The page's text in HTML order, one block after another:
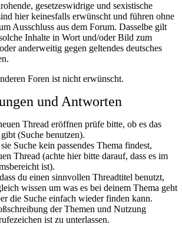
gesetzeswidrige und sexistische
hier keinesfalls erwünscht und führen ohne
Ausschluss aus dem Forum. Dasselbe gilt
Inhalte in Wort und/oder Bild zum
anderweitig gegen geltendes deutsches
Foren ist nicht erwünscht.
und Antworten
Thread eröffnen prüfe bitte, ob es das
(Suche benutzen).
Suche kein passendes Thema findest,
Thread (achte hier bitte darauf, dass es im
ist).
du einen sinnvollen Threadtitel benutzt,
wissen um was es bei deinem Thema geht
die Suche einfach wieder finden kann.
der Themen und Nutzung
ist zu unterlassen.